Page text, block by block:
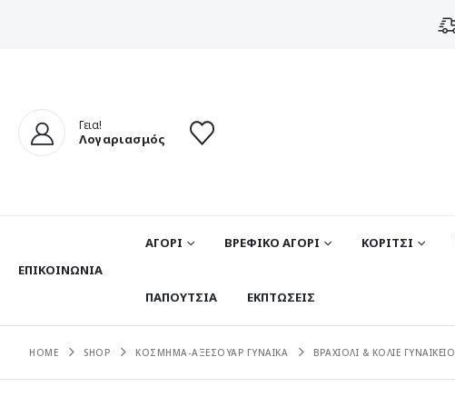
Γεια!
Λογαριασμός
ΕΠΙΚΟΙΝΩΝΊΑ
ΑΓΟΡΙ ΒΡΕΦΙΚΟ ΑΓΟΡΙ ΚΟΡΙΤΣΙ
ΠΑΠΟΥΤΣΙΑ ΕΚΠΤΩΣΕΙΣ
HOME SHOP ΚΟΣΜΗΜΑ-ΑΞΕΣΟΥΑΡ ΓΥΝΑΙΚΑ ΒΡΑΧΙΟΛΙ & ΚΟΛΙΕ ΓΥΝΑΙΚΕΙΟ